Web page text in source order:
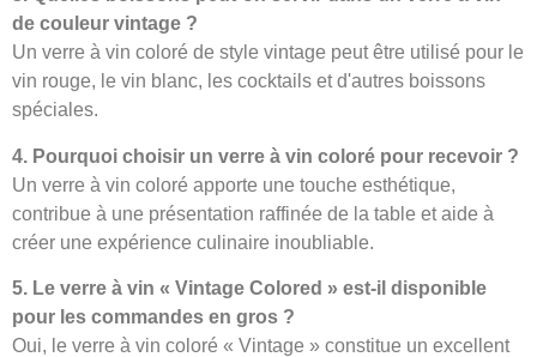
de couleur vintage ?
Un verre à vin coloré de style vintage peut être utilisé pour le
vin rouge, le vin blanc, les cocktails et d'autres boissons
spéciales.
4. Pourquoi choisir un verre à vin coloré pour recevoir ?
Un verre à vin coloré apporte une touche esthétique,
contribue à une présentation raffinée de la table et aide à
créer une expérience culinaire inoubliable.
5. Le verre à vin « Vintage Colored » est-il disponible
pour les commandes en gros ?
Oui, le verre à vin coloré « Vintage » constitue un excellent